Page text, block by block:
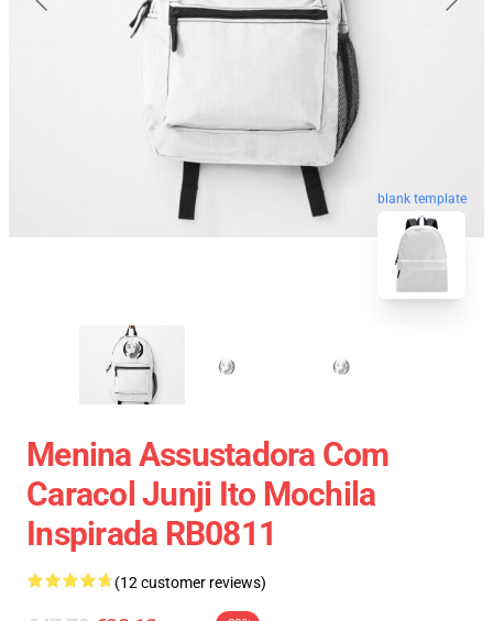
blank template
Menina Assustadora Com
Caracol Junji Ito Mochila
Inspirada RB0811
(12 customer reviews)